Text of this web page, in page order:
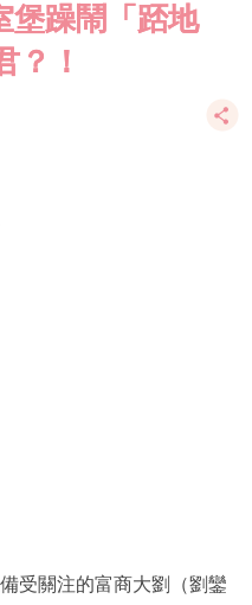
堡躁鬧「踎地
？！
受關注的富商大劉（劉鑾